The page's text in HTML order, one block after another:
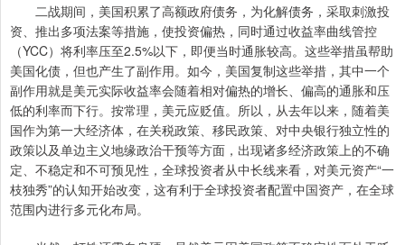
二战期间，美国积累了高额政府债务，为化解债务，采取刺激投
资、推出多项法案等措施，使投资偏热，同时通过收益率曲线管控
（YCC）将利率压至2.5%以下，即便当时通胀较高。这些举措虽帮助
美国化债，但也产生了副作用。如今，美国复制这些举措，其中一个
副作用就是美元实际收益率会随着相对偏热的增长、偏高的通胀和压
低的利率而下行。按常理，美元应贬值。所以，从去年以来，随着美
国作为第一大经济体，在关税政策、移民政策、对中央银行独立性的
政策以及单边主义地缘政治干预等方面，出现诸多经济政策上的不确
定、不稳定和不可预见性，全球投资者从中长线来看，对美元资产“一
枝独秀”的认知开始改变，这有利于全球投资者配置中国资产，在全球
范围内进行多元化布局。